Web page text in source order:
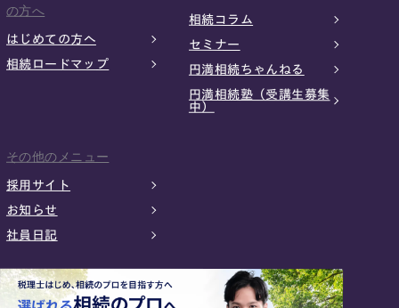
の方へ
はじめての方へ
相続ロードマップ
相続コラム
セミナー
円満相続ちゃんねる
円満相続塾（受講生募集
中）
その他のメニュー
採用サイト
お知らせ
社員日記